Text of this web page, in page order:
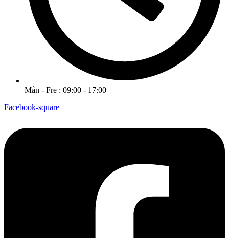
Mån - Fre : 09:00 - 17:00
Facebook-square